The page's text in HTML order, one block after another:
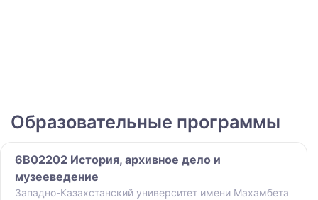
Образовательные программы
6B02202 История, архивное дело и
музееведение
Западно-Казахстанский университет имени Махамбета